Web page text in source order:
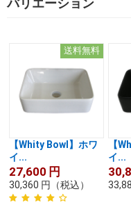
バリエーション
送料無料
【Whity Bowl】ホワ
イ...
27,600 円
30,360 円 （税込）
【
イ...